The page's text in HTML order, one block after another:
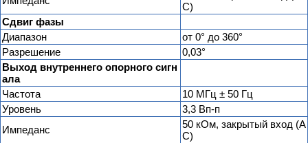
C)
Сдвиг фазы
Диапазон
от 0° до 360°
Разрешение
0,03°
Выход внутреннего опорного сигн
ала
Частота
10 МГц ± 50 Гц
Уровень
3,3 Вп-п
Импеданс
50 кОм, закрытый вход (A
C)